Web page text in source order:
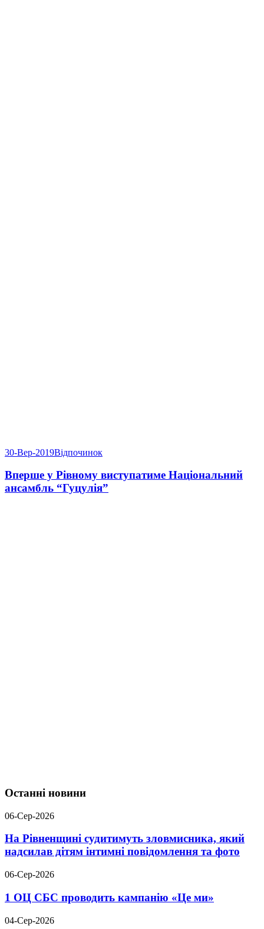
30-Вер-2019Відпочинок
Вперше у Рівному виступатиме Національний
ансамбль “Гуцулія”
Останні новини
06-Сер-2026
На Рівненщині судитимуть зловмисника, який
надсилав дітям інтимні повідомлення та фото
06-Сер-2026
1 ОЦ СБС проводить кампанію «Це ми»
04-Сер-2026